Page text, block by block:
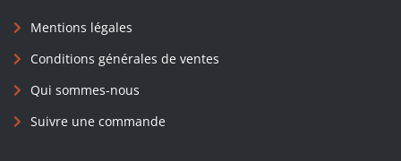
Mentions légales
Conditions générales de ventes
Qui sommes-nous
Suivre une commande